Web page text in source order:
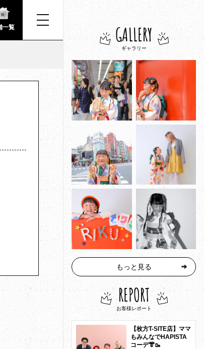
一覧 GALLERY
ギャラリー
もっと見る
REPORT
お客様レポート
【枚方T-SITE店】ママ
もみんなでHAPISTA
コーデ👘🥾